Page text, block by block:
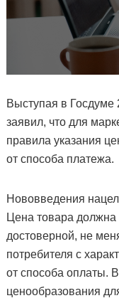
Выступая в
заявил, что для
правила указания
от способа платежа.
Нововведения
Цена товара
достоверной, не
потребителя с
от способа оплаты.
ценообразования